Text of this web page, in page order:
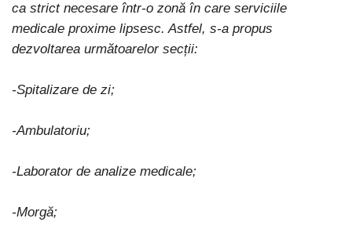
ca strict necesare într-o zonă în care serviciile
medicale proxime lipsesc. Astfel, s-a propus
dezvoltarea următoarelor secții:
-Spitalizare de zi;
-Ambulatoriu;
-Laborator de analize medicale;
-Morgă;